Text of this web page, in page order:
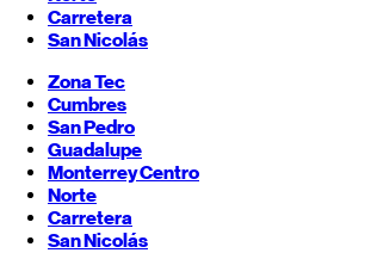
Carretera
San Nicolás
Zona Tec
Cumbres
San Pedro
Guadalupe
MonterreyCentro
Norte
Carretera
San Nicolás